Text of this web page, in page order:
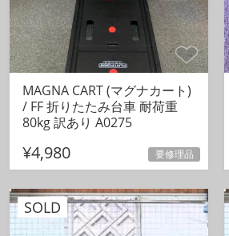
MAGNA CART (マグナカート)
/ FF 折りたたみ台車 耐荷重
80kg 訳あり A0275
¥4,980 要修理品
SOLD